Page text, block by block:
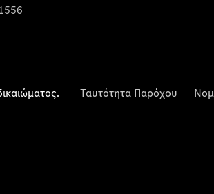
Ταυτότητα Παρόχου